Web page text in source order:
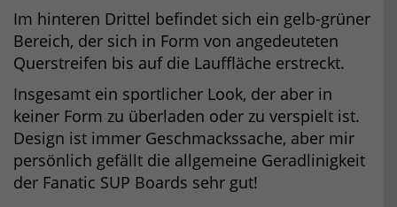
Im hinteren Drittel befindet sich ein gelb-grüner
Bereich, der sich in Form von angedeuteten
Querstreifen bis auf die Lauffläche erstreckt.
Insgesamt ein sportlicher Look, der aber in
keiner Form zu überladen oder zu verspielt ist.
Design ist immer Geschmackssache, aber mir
persönlich gefällt die allgemeine Geradlinigkeit
der Fanatic SUP Boards sehr gut!